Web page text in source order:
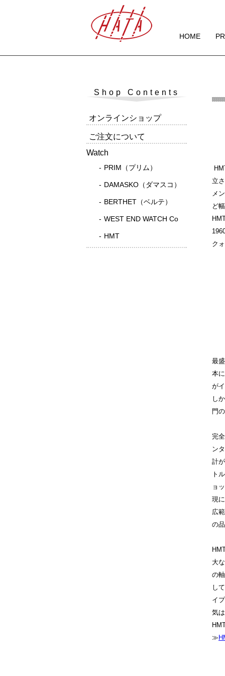
HOME
Shop Contents
オンラインショップ
ご注文について
Watch
PRIM（プリム）
DAMASKO（ダマスコ）
BERTHET（ベルテ）
WEST END WATCH Co
HMT
立
メ
ど
ク
最
本
が
し
門
完
ン
計
ト
ョ
現
広
の
大
の
し
イ
気
≫